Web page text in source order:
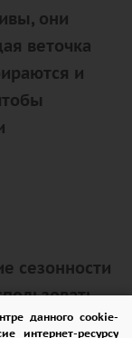
данного cookie-
интернет-ресурсу
они
веточка
и
сезонности
растения.